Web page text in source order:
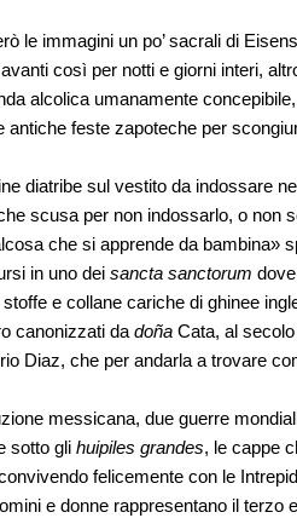
le immagini un po’ sacrali di
così per notti e giorni interi,
alcolica umanamente
feste zapoteche per
diatribe sul vestito da indossare
scusa per non indossarlo, o non
che si apprende da bambina»
in uno dei sancta sanctorum
e collane cariche di ghinee
canonizzati da doña Cata, al
Diaz, che per andarla a trovare
messicana, due guerre
sotto gli huipiles grandes, le cappe
felicemente con le
e donne rappresentano il terzo